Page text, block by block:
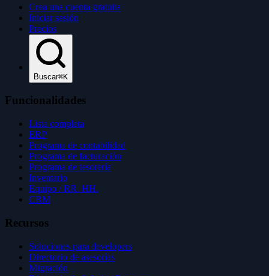
Crea una cuenta gratuita
Iniciar sesión
Precios
Buscar⌘K
Funcionalidades
Lista completa
ERP
Programa de contabilidad
Programa de facturación
Programa de tesorería
Inventario
Equipo / RR. HH.
CRM
Recursos
Soluciones para developers
Directorio de asesorías
Migración